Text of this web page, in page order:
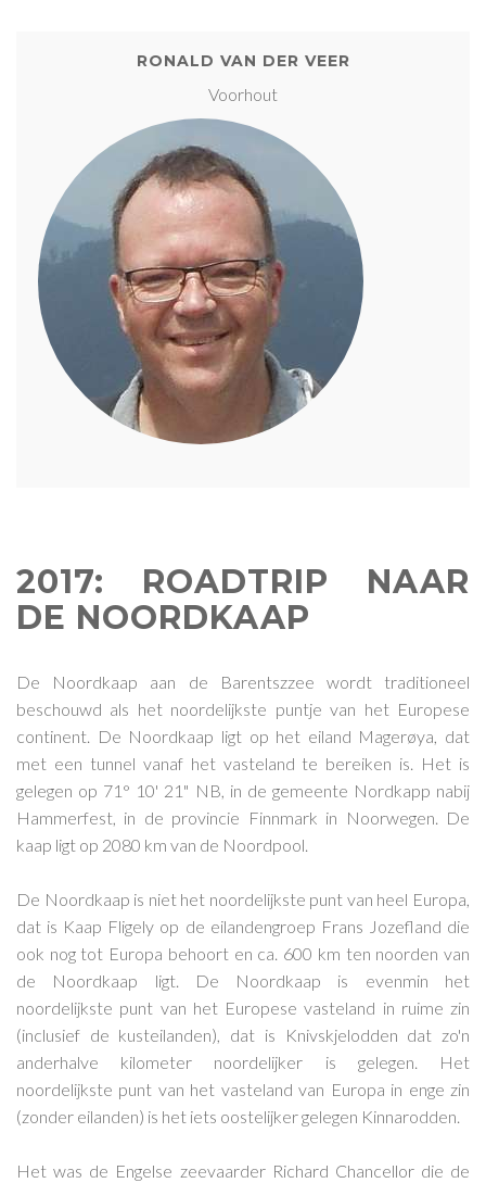
RONALD VAN DER VEER
Voorhout
2017: ROADTRIP NAAR
DE NOORDKAAP
De Noordkaap aan de Barentszzee wordt traditioneel
beschouwd als het noordelijkste puntje van het Europese
continent. De Noordkaap ligt op het eiland Magerøya, dat
met een tunnel vanaf het vasteland te bereiken is. Het is
gelegen op 71° 10' 21" NB, in de gemeente Nordkapp nabij
Hammerfest, in de provincie Finnmark in Noorwegen. De
kaap ligt op 2080 km van de Noordpool.
De Noordkaap is niet het noordelijkste punt van heel Europa,
dat is Kaap Fligely op de eilandengroep Frans Jozefland die
ook nog tot Europa behoort en ca. 600 km ten noorden van
de Noordkaap ligt. De Noordkaap is evenmin het
noordelijkste punt van het Europese vasteland in ruime zin
(inclusief de kusteilanden), dat is Knivskjelodden dat zo'n
anderhalve kilometer noordelijker is gelegen. Het
noordelijkste punt van het vasteland van Europa in enge zin
(zonder eilanden) is het iets oostelijker gelegen Kinnarodden.
Het was de Engelse zeevaarder Richard Chancellor die de